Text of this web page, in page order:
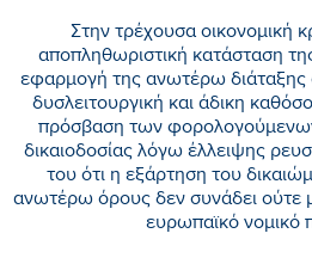
Στην τρέχουσα οικονομική
αποπληθωριστική κατάσταση
εφαρμογή της ανωτέρω διάταξης
δυσλειτουργική και άδικη
πρόσβαση των
δικαιοδοσίας λόγω έλλειψης
του ότι η εξάρτηση του
ανωτέρω όρους δεν συνάδει ούτε
ευρωπαϊκό νομικό